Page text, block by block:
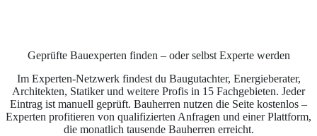
Geprüfte Bauexperten finden – oder selbst Experte werden
Im Experten-Netzwerk findest du Baugutachter, Energieberater,
Architekten, Statiker und weitere Profis in 15 Fachgebieten. Jeder
Eintrag ist manuell geprüft. Bauherren nutzen die Seite kostenlos –
Experten profitieren von qualifizierten Anfragen und einer Plattform,
die monatlich tausende Bauherren erreicht.